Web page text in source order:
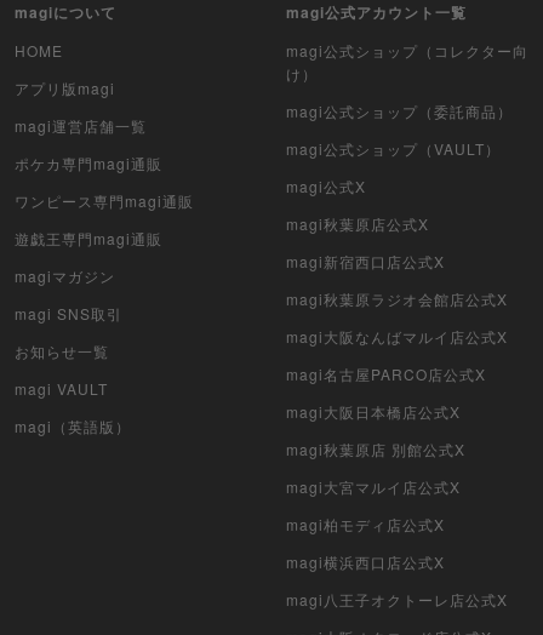
デュエル・マスターズ
マジック：ザ・ギャザリング
ヴァイスシュヴァルツ
クリプトスペルズ
マイクリプトヒーローズ
遊戯王初期
旧枠デュエマ
magiについて
HOME
アプリ版magi
magi運営店舗一覧
ポケカ専門magi通販
ワンピース専門magi通販
遊戯王専門magi通販
magiマガジン
magi SNS取引
お知らせ一覧
magi VAULT
magi（英語版）
magi公式アカウント一覧
magi公式ショップ（コレクター向
け）
magi公式ショップ（委託商品）
magi公式ショップ（VAULT）
magi公式X
magi秋葉原店公式X
magi新宿西口店公式X
magi秋葉原ラジオ会館店公式X
magi大阪なんばマルイ店公式X
magi名古屋PARCO店公式X
magi大阪日本橋店公式X
magi秋葉原店 別館公式X
magi大宮マルイ店公式X
magi柏モディ店公式X
magi横浜西口店公式X
magi八王子オクトーレ店公式X